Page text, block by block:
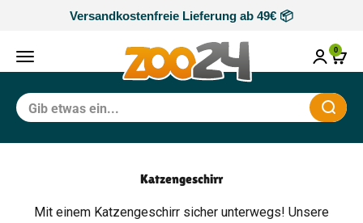
Zum Inhalt springenVersandkostenfreie Lieferung ab 49€ 📦
0
Navigationsmenü öffnen
Katzengeschirr
Mit einem Katzengeschirr sicher unterwegs! Unsere